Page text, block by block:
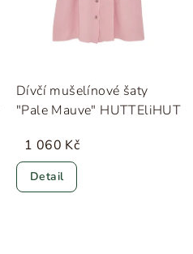
Dívčí mušelínové šaty
"Pale Mauve" HUTTEliHUT
1 060 Kč
Detail